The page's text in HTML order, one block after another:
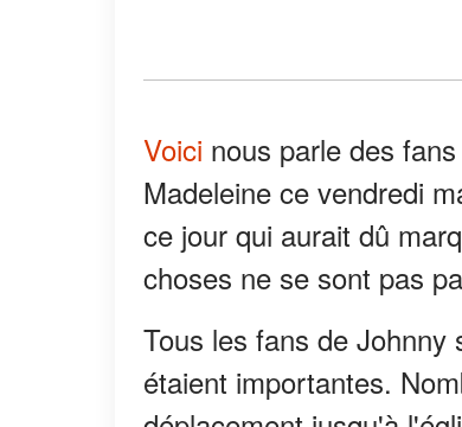
Voici nous parle des
Madeleine ce vendredi
ce jour qui aurait dû
choses ne se sont pas
Tous les fans de Johnny
étaient importantes.